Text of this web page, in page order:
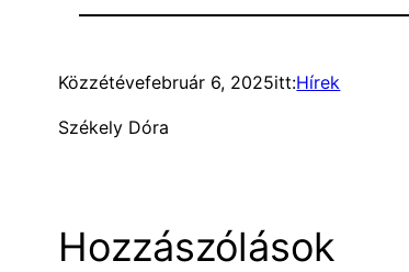
Közzétévefebruár 6, 2025itt:Hírek
Székely Dóra
Hozzászólások